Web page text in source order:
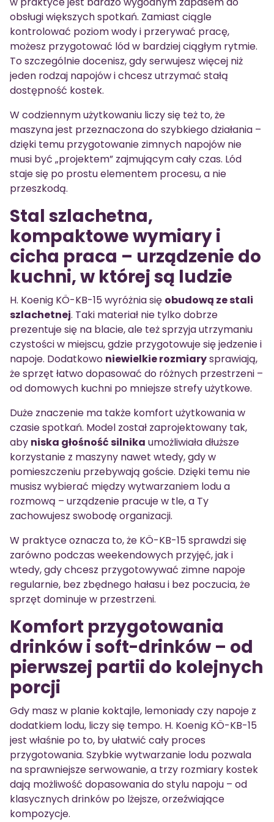
obsługi większych spotkań. Zamiast ciągle
kontrolować poziom wody i przerywać pracę,
możesz przygotować lód w bardziej ciągłym rytmie.
To szczególnie docenisz, gdy serwujesz więcej niż
jeden rodzaj napojów i chcesz utrzymać stałą
dostępność kostek.
W codziennym użytkowaniu liczy się też to, że
maszyna jest przeznaczona do szybkiego działania –
dzięki temu przygotowanie zimnych napojów nie
musi być „projektem” zajmującym cały czas. Lód
staje się po prostu elementem procesu, a nie
przeszkodą.
Stal szlachetna,
kompaktowe wymiary i
cicha praca – urządzenie do
kuchni, w której są ludzie
H. Koenig KÖ-KB-15 wyróżnia się obudową ze stali
szlachetnej. Taki materiał nie tylko dobrze
prezentuje się na blacie, ale też sprzyja utrzymaniu
czystości w miejscu, gdzie przygotowuje się jedzenie i
napoje. Dodatkowo niewielkie rozmiarysprawiają,
że sprzęt łatwo dopasować do różnych przestrzeni –
od domowych kuchni po mniejsze strefy użytkowe.
Duże znaczenie ma także komfort użytkowania w
czasie spotkań. Model został zaprojektowany tak,
aby niska głośność silnika umożliwiała dłuższe
korzystanie z maszyny nawet wtedy, gdy w
pomieszczeniu przebywają goście. Dzięki temu nie
musisz wybierać między wytwarzaniem lodu a
rozmową – urządzenie pracuje w tle, a Ty
zachowujesz swobodę organizacji.
W praktyce oznacza to, że KÖ-KB-15 sprawdzi się
zarówno podczas weekendowych przyjęć, jak i
wtedy, gdy chcesz przygotowywać zimne napoje
regularnie, bez zbędnego hałasu i bez poczucia, że
sprzęt dominuje w przestrzeni.
Komfort przygotowania
drinków i soft-drinków – od
pierwszej partii do kolejnych
porcji
Gdy masz w planie koktajle, lemoniady czy napoje z
dodatkiem lodu, liczy się tempo. H. Koenig KÖ-KB-15
jest właśnie po to, by ułatwić cały proces
przygotowania. Szybkie wytwarzanie lodu pozwala
na sprawniejsze serwowanie, a trzy rozmiary kostek
dają możliwość dopasowania do stylu napoju – od
klasycznych drinków po lżejsze, orzeźwiające
kompozycje.